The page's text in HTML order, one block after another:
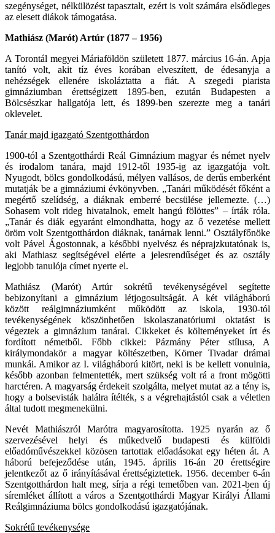
szegénységet, nélkülözést tapasztalt, ezért is volt számára elsődleges
az elesett diákok támogatása.
Mathiász (Marót) Artúr (1877 – 1956)
A Torontál megyei Máriaföldön született 1877. március 16-án. Apja
tanító volt, akit tíz éves korában elveszített, de édesanyja a
nehézségek ellenére iskoláztatta a fiát. A szegedi piarista
gimnáziumban érettségizett 1895-ben, ezután Budapesten a
Bölcsészkar hallgatója lett, és 1899-ben szerezte meg a tanári
oklevelet.
Tanár majd igazgató Szentgotthárdon
1900-tól a Szentgotthárdi Reál Gimnázium magyar és német nyelv
és irodalom tanára, majd 1912-től 1935-ig az igazgatója volt.
Nyugodt, bölcs gondolkodású, mélyen vallásos, de derűs emberként
mutatják be a gimnáziumi évkönyvben. „Tanári működését főként a
megértő szelídség, a diáknak emberré becsülése jellemezte. (…)
Sohasem volt rideg hivatalnok, emelt hangú fölöttes” – írták róla.
„Tanár és diák egyaránt elmondhatta, hogy az ő vezetése mellett
öröm volt Szentgotthárdon diáknak, tanárnak lenni.” Osztályfőnöke
volt Pável Ágostonnak, a későbbi nyelvész és néprajzkutatónak is,
aki Mathiasz segítségével elérte a jelesrendűséget és az osztály
legjobb tanulója címet nyerte el.
Mathiász (Marót) Artúr sokrétű tevékenységével segítette
bebizonyítani a gimnázium létjogosultságát. A két világháború
között reálgimnáziumként működött az iskola, 1930-tól
tevékenységének köszönhetően iskolaszanatóriumi oktatást is
végeztek a gimnázium tanárai. Cikkeket és költeményeket írt és
fordított németből. Főbb cikkei: Pázmány Péter stílusa, A
királymondakör a magyar költészetben, Körner Tivadar drámai
munkái. Amikor az I. világháború kitört, neki is be kellett vonulnia,
később azonban felmentették, mert szükség volt rá a front mögötti
harctéren. A magyarság érdekeit szolgálta, melyet mutat az a tény is,
hogy a bolsevisták halálra ítélték, s a végrehajtástól csak a véletlen
által tudott megmenekülni.
Nevét Mathiászról Marótra magyarosította. 1925 nyarán az ő
szervezésével helyi és műkedvelő budapesti és külföldi
előadóművészekkel közösen tartottak előadásokat egy héten át. A
háború befejeződése után, 1945. április 16-án 20 érettségire
jelentkezőt az ő irányításával érettségiztettek. 1956. december 6-án
Szentgotthárdon halt meg, sírja a régi temetőben van. 2021-ben új
síremléket állított a város a Szentgotthárdi Magyar Királyi Állami
Reálgimnáziuma bölcs gondolkodású igazgatójának.
Sokrétű tevékenysége